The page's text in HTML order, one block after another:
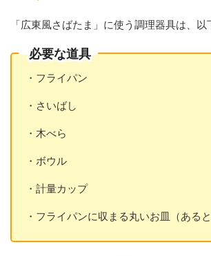
「広東風さばたま」に使う調理器具は、以
必要な道具
・フライパン
・さいばし
・木べら
・ボウル
・計量カップ
・フライパンに収まる丸いお皿（あると